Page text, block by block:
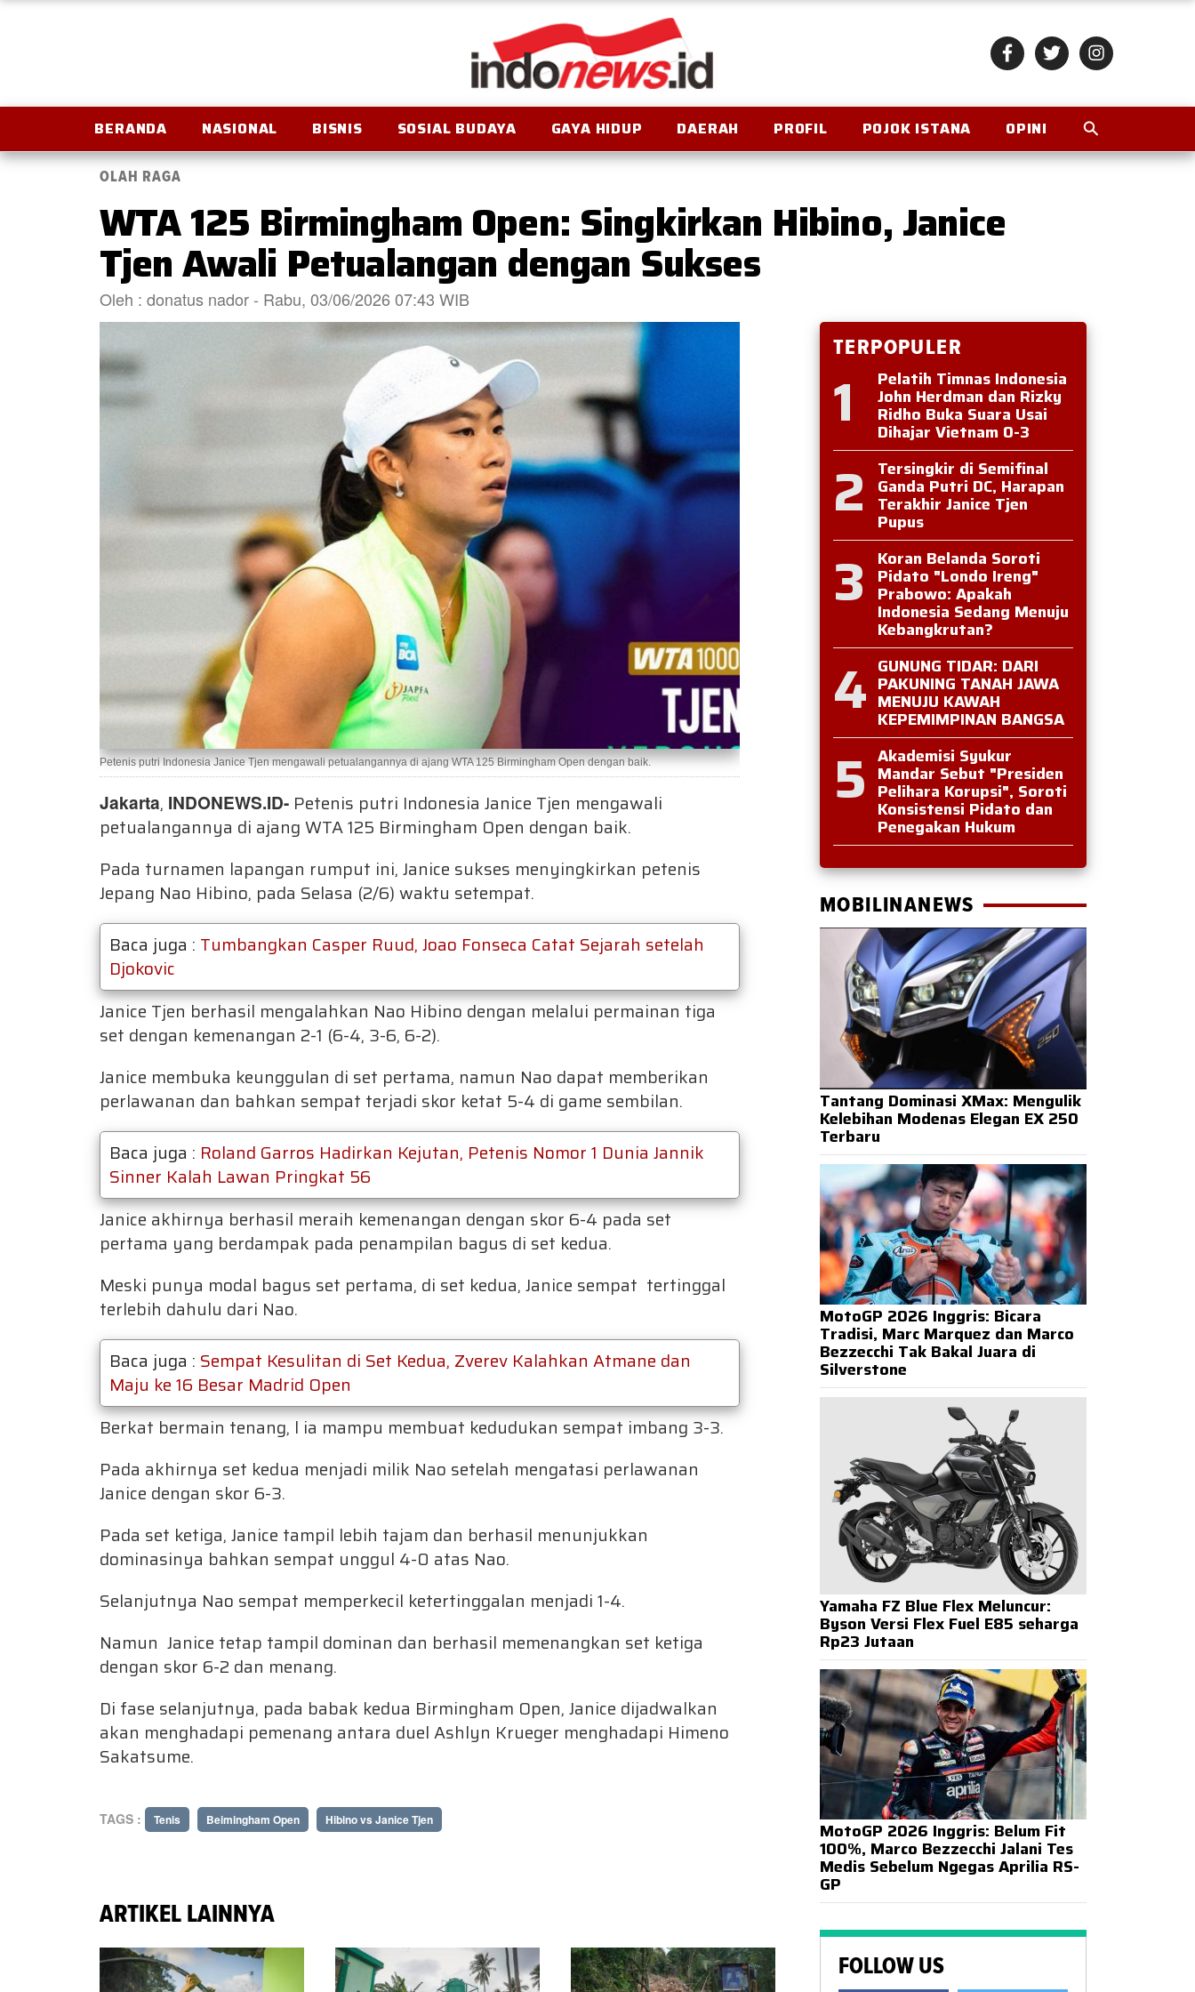
BERANDA NASIONAL BISNIS SOSIAL BUDAYA GAYA HIDUP DAERAH PROFIL POJOK ISTANA OPINI
OLAH RAGA
WTA 125 Birmingham Open: Singkirkan Hibino, Janice
Tjen Awali Petualangan dengan Sukses
Oleh : donatus nador - Rabu, 03/06/2026 07:43 WIB
Petenis putri Indonesia Janice Tjen mengawali petualangannya di ajang WTA 125 Birmingham Open dengan baik.
Jakarta, INDONEWS.ID- Petenis putri Indonesia Janice Tjen mengawali
petualangannya di ajang WTA 125 Birmingham Open dengan baik.
Pada turnamen lapangan rumput ini, Janice sukses menyingkirkan petenis
Jepang Nao Hibino, pada Selasa (2/6) waktu setempat.
Baca juga : Tumbangkan Casper Ruud, Joao Fonseca Catat Sejarah setelah
Djokovic
Janice Tjen berhasil mengalahkan Nao Hibino dengan melalui permainan tiga
set dengan kemenangan 2-1 (6-4, 3-6, 6-2).
Janice membuka keunggulan di set pertama, namun Nao dapat memberikan
perlawanan dan bahkan sempat terjadi skor ketat 5-4 di game sembilan.
Baca juga : Roland Garros Hadirkan Kejutan, Petenis Nomor 1 Dunia Jannik
Sinner Kalah Lawan Pringkat 56
Janice akhirnya berhasil meraih kemenangan dengan skor 6-4 pada set
pertama yang berdampak pada penampilan bagus di set kedua.
Meski punya modal bagus set pertama, di set kedua, Janice sempat tertinggal
terlebih dahulu dari Nao.
Baca juga : Sempat Kesulitan di Set Kedua, Zverev Kalahkan Atmane dan
Maju ke 16 Besar Madrid Open
Berkat bermain tenang, l ia mampu membuat kedudukan sempat imbang 3-3.
Pada akhirnya set kedua menjadi milik Nao setelah mengatasi perlawanan
Janice dengan skor 6-3.
Pada set ketiga, Janice tampil lebih tajam dan berhasil menunjukkan
dominasinya bahkan sempat unggul 4-0 atas Nao.
Selanjutnya Nao sempat memperkecil ketertinggalan menjadi 1-4.
Namun Janice tetap tampil dominan dan berhasil memenangkan set ketiga
dengan skor 6-2 dan menang.
Di fase selanjutnya, pada babak kedua Birmingham Open, Janice dijadwalkan
akan menghadapi pemenang antara duel Ashlyn Krueger menghadapi Himeno
Sakatsume.
TAGS : Tenis Beimingham Open Hibino vs Janice Tjen
ARTIKEL LAINNYA
TERPOPULER
1 Pelatih Timnas Indonesia
John Herdman dan Rizky
Ridho Buka Suara Usai
Dihajar Vietnam 0-3
2 Tersingkir di Semifinal
Ganda Putri DC, Harapan
Terakhir Janice Tjen
Pupus
3 Koran Belanda Soroti
Pidato "Londo Ireng"
Prabowo: Apakah
Indonesia Sedang Menuju
Kebangkrutan?
4 GUNUNG TIDAR: DARI
PAKUNING TANAH JAWA
MENUJU KAWAH
KEPEMIMPINAN BANGSA
5 Akademisi Syukur
Mandar Sebut "Presiden
Pelihara Korupsi", Soroti
Konsistensi Pidato dan
Penegakan Hukum
MOBILINANEWS
Tantang Dominasi XMax: Mengulik
Kelebihan Modenas Elegan EX 250
Terbaru
MotoGP 2026 Inggris: Bicara
Tradisi, Marc Marquez dan Marco
Bezzecchi Tak Bakal Juara di
Silverstone
Yamaha FZ Blue Flex Meluncur:
Byson Versi Flex Fuel E85 seharga
Rp23 Jutaan
MotoGP 2026 Inggris: Belum Fit
100%, Marco Bezzecchi Jalani Tes
Medis Sebelum Ngegas Aprilia RS-
GP
FOLLOW US